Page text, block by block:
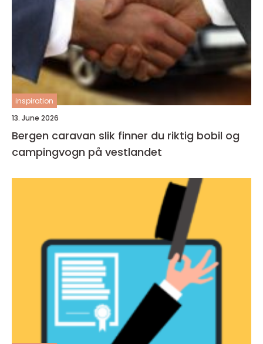
inspiration
13. June 2026
Bergen caravan slik finner du riktig bobil og
campingvogn på vestlandet